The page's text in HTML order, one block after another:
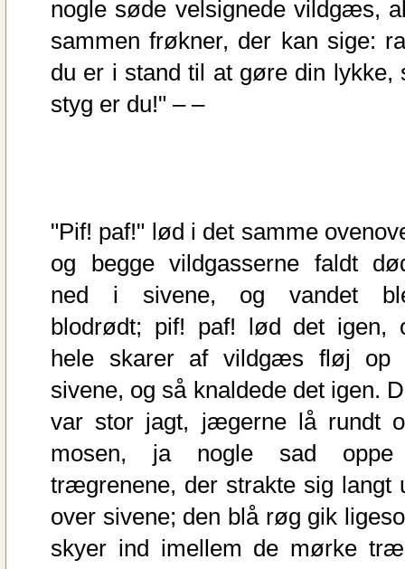
nogle søde velsignede vildgæs,
sammen frøkner, der kan sige:
du er i stand til at gøre din lykke,
styg er du!" – –
"Pif! paf!" lød i det samme
og begge vildgasserne faldt
ned i sivene, og vandet
blodrødt; pif! paf! lød det igen,
hele skarer af vildgæs fløj op
sivene, og så knaldede det igen.
var stor jagt, jægerne lå rundt
mosen, ja nogle sad
trægrenene, der strakte sig langt
over sivene; den blå røg gik
skyer ind imellem de mørke